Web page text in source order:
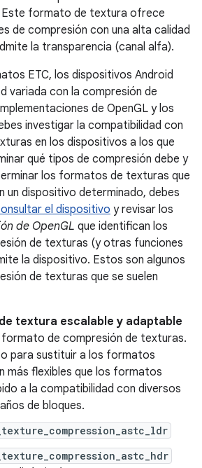
Este formato de textura ofrece
de compresión con una alta calidad
la transparencia (canal alfa).
ETC, los dispositivos Android
variada con la compresión de
de OpenGL y los
investigar la compatibilidad con
en los dispositivos a los que
qué tipos de compresión debe y
los formatos de texturas que
un dispositivo determinado, debes
el dispositivo y revisar los
de OpenGL que identifican los
de texturas (y otras funciones
la dispositivo. Estos son algunos
de texturas que se suelen
textura escalable y adaptable
formato de compresión de texturas.
para sustituir a los formatos
más flexibles que los formatos
a la compatibilidad con diversos
de bloques.